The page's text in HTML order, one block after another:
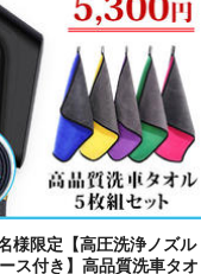
様限定【高圧洗浄ノズル
ス付き】高品質洗車タオ